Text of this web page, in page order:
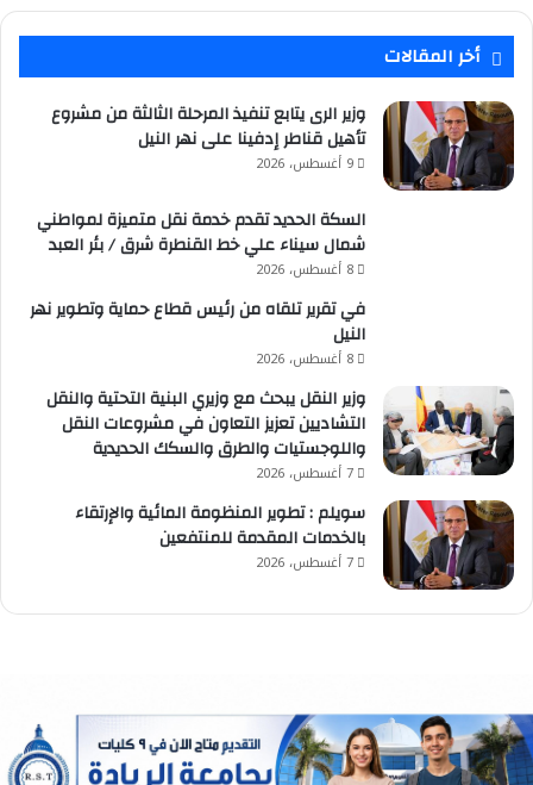
أخر المقالات
وزير الرى يتابع تنفيذ المرحلة الثالثة من مشروع
تأهيل قناطر إدفينا على نهر النيل
9 أغسطس، 2026
السكة الحديد تقدم خدمة نقل متميزة لمواطني
شمال سيناء علي خط القنطرة شرق / بئر العبد
8 أغسطس، 2026
في تقرير تلقاه من رئيس قطاع حماية وتطوير نهر
النيل
8 أغسطس، 2026
وزير النقل يبحث مع وزيري البنية التحتية والنقل
التشاديين تعزيز التعاون في مشروعات النقل
واللوجستيات والطرق والسكك الحديدية
7 أغسطس، 2026
سويلم : تطوير المنظومة المائية والإرتقاء
بالخدمات المقدمة للمنتفعين
7 أغسطس، 2026